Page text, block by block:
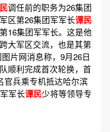
调任前的职务为26集团
区第26集团军军长谭民
16集团军军长。这是他
大军区交流，也是其第
片网消息称，9月26日
顺利完成首次轮换，首
官兵乘专机抵达哈尔滨
军长谭民少将等领导专